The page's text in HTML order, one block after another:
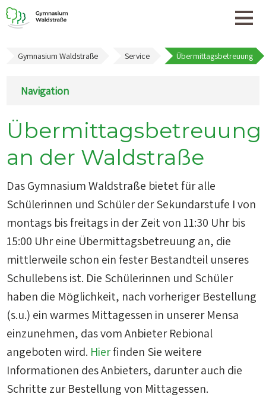
Gymnasium Waldstraße Service Übermittagsbetreuung
Übermittagsbetreuung
an der Waldstraße
Das Gymnasium Waldstraße bietet für alle
Schülerinnen und Schüler der Sekundarstufe I von
montags bis freitags in der Zeit von 11:30 Uhr bis
15:00 Uhr eine Übermittagsbetreuung an, die
mittlerweile schon ein fester Bestandteil unseres
Schullebens ist. Die Schülerinnen und Schüler
haben die Möglichkeit, nach vorheriger Bestellung
(s.u.) ein warmes Mittagessen in unserer Mensa
einzunehmen, das vom Anbieter Rebional
angeboten wird. Hierfinden Sie weitere
Informationen des Anbieters, darunter auch die
Schritte zur Bestellung von Mittagessen.
Navigation
Navigation